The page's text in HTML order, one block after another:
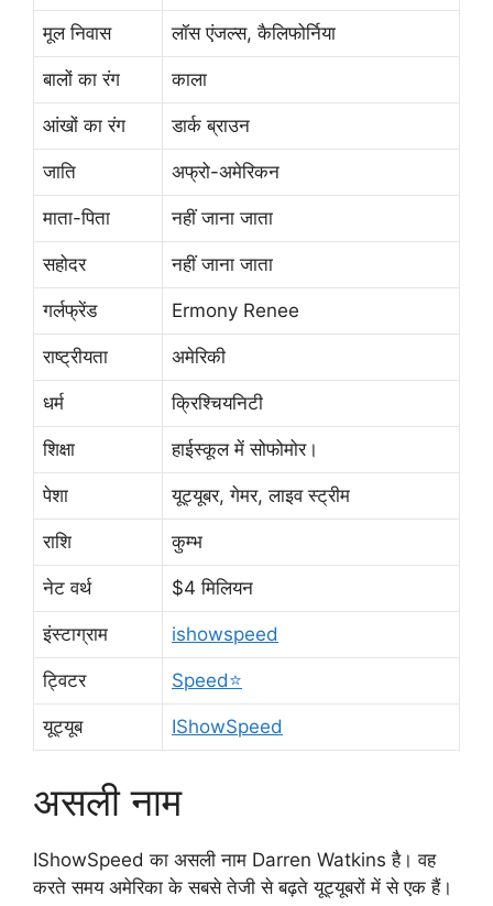
मूल निवास लॉस एंजल्स, कैलिफोर्निया
बालों का रंग काला
आंखों का रंग डार्क ब्राउन
जाति अफ्रो-अमेरिकन
माता-पिता नहीं जाना जाता
सहोदर नहीं जाना जाता
गर्लफ्रेंड Ermony Renee
राष्ट्रीयता अमेरिकी
धर्म क्रिश्चियनिटी
शिक्षा हाईस्कूल में सोफोमोर।
पेशा यूट्यूबर, गेमर, लाइव स्ट्रीम
राशि कुम्भ
नेट वर्थ $4 मिलियन
इंस्टाग्राम ishowspeed
ट्विटर Speed⭐️
यूट्यूब IShowSpeed
असली नाम
IShowSpeed का असली नाम Darren Watkins है। वह
करते समय अमेरिका के सबसे तेजी से बढ़ते यूट्यूबरों में से एक हैं।